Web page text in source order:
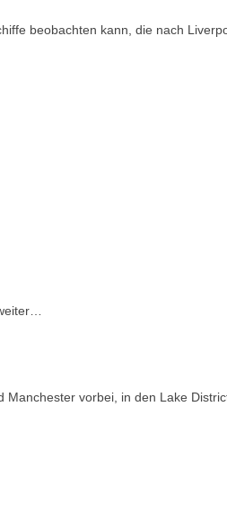
beobachten kann, die nach
Manchester vorbei, in den Lake